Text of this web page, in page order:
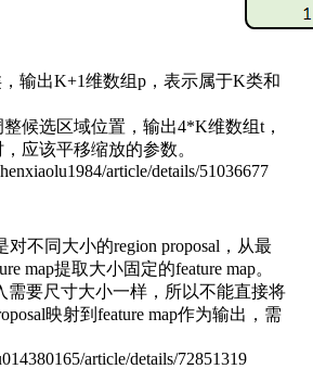
，输出K+1维数组p，表示属于K类和
整候选区域位置，输出4*K维数组t，
应该平移缩放的参数。
article/details/51036677
对不同大小的region proposal，从最
map提取大小固定的feature map。
需要尺寸大小一样，所以不能直接将
映射到feature map作为输出，需
article/details/72851319